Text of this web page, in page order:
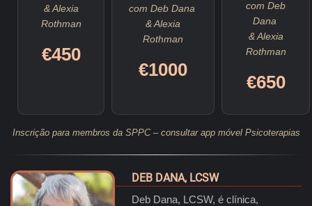
& Alexia
Rothman
€450
com Deb Dana
& Alexia
Rothman
€1000
com Deb
Dana
& Alexia
Rothman
€650
Inscrição para membros da SPPC – consultar app móvel Psicoterapias
DEB DANA, LCSW
Deb Dana, LCSW, é clínica,